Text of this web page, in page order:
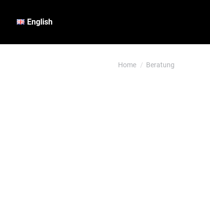
English
You are here:
Home Beratung